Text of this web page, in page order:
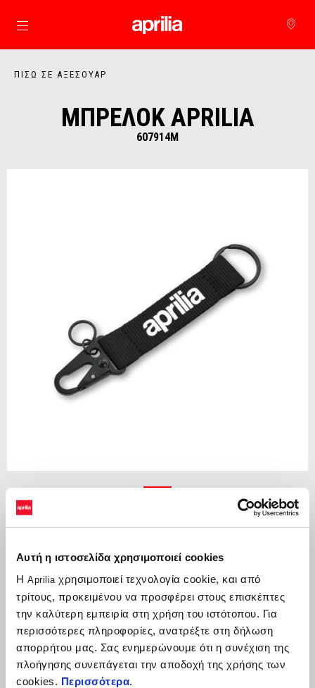
Αυτή η ιστοσελίδα χρησιμοποιεί cookies
Η Aprilia χρησιμοποιεί τεχνολογία cookie, και από
τρίτους, προκειμένου να προσφέρει στους επισκέπτες
την καλύτερη εμπειρία στη χρήση του ιστότοπου. Για
περισσότερες πληροφορίες, ανατρέξτε στη δήλωση
απορρήτου μας. Σας ενημερώνουμε ότι η συνέχιση της
πλοήγησης συνεπάγεται την αποδοχή της χρήσης των
cookies. Περισσότερα.
Μετάβαση στο κυρίως περιεχόμενο
ΠΊΣΩ ΣΕ ΑΞΕΣΟΥΆΡ
ΜΠΡΕΛΟΚ APRILIA
607914M
ΜΑΎΡΟ
of
€ 10
Μπρελόκ από πολυεστερικό ρέλι 2mm σε μαύρο χρώμα με λευκό
λογότυπο Aprilia σε ματ φινίρισμα. Γάντζος και κρίκος (διαμέτρου
35mm) μεταλλικά μαύρα. Διαστάσεις: 2,5cmx25cm.